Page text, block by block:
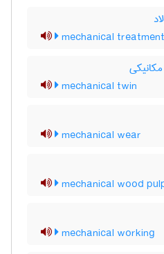
mechanical
mechanical twin
mechanical wear
mechanical wood
mechanical working